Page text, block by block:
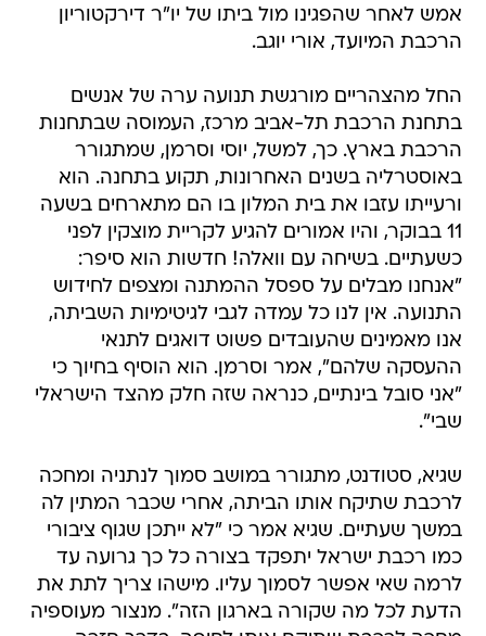
אמש לאחר שהפגינו מול ביתו של יו"ר דירקטוריון
הרכבת המיועד, אורי יוגב.
החל מהצהריים מורגשת תנועה ערה של אנשים
בתחנת הרכבת תל-אביב מרכז, העמוסה שבתחנות
הרכבת בארץ. כך, למשל, יוסי וסרמן, שמתגורר
באוסטרליה בשנים האחרונות, תקוע בתחנה. הוא
ורעייתו עזבו את בית המלון בו הם מתארחים בשעה
11 בבוקר, והיו אמורים להגיע לקריית מוצקין לפני
כשעתיים. בשיחה עם וואלה! חדשות הוא סיפר:
"אנחנו מבלים על ספסל ההמתנה ומצפים לחידוש
התנועה. אין לנו כל עמדה לגבי לגיטימיות השביתה,
אנו מאמינים שהעובדים פשוט דואגים לתנאי
ההעסקה שלהם", אמר וסרמן. הוא הוסיף בחיוך כי
"אני סובל בינתיים, כנראה שזה חלק מהצד הישראלי
שבי".
שגיא, סטודנט, מתגורר במושב סמוך לנתניה ומחכה
לרכבת שתיקח אותו הביתה, אחרי שכבר המתין לה
במשך שעתיים. שגיא אמר כי "לא ייתכן שגוף ציבורי
כמו רכבת ישראל יתפקד בצורה כל כך גרועה עד
לרמה שאי אפשר לסמוך עליו. מישהו צריך לתת את
הדעת לכל מה שקורה בארגון הזה". מנצור מעוספיה